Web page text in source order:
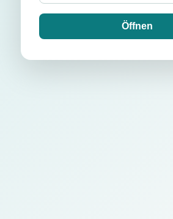
Öffnen